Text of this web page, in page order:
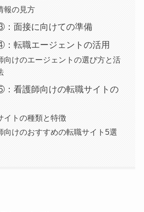
報の見方
面接に向けての準備
転職エージェントの活用
向けのエージェントの選び方と活
看護師向けの転職サイトの
イトの種類と特徴
向けのおすすめの転職サイト5選